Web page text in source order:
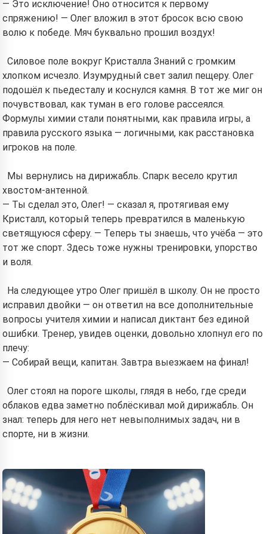
— Это исключение! Оно относится к первому
спряжению! — Олег вложил в этот бросок всю свою
волю к победе. Мяч буквально прошил воздух!
Силовое поле вокруг Кристалла Знаний с громким
хлопком исчезло. Изумрудный свет залил пещеру. Олег
подошёл к пьедесталу и коснулся камня. В тот же миг он
почувствовал, как туман в его голове рассеялся.
Формулы химии стали понятными, как правила игры, а
правила русского языка — логичными, как расстановка
игроков на поле.
Мы вернулись на дирижабль. Спарк весело крутил
хвостом-антенной.
— Ты сделал это, Олег! — сказал я, протягивая ему
Кристалл, который теперь превратился в маленькую
светящуюся сферу. — Теперь ты знаешь, что учёба — это
тот же спорт. Здесь тоже нужны тренировки, упорство
и воля.
На следующее утро Олег пришёл в школу. Он не просто
исправил двойки — он ответил на все дополнительные
вопросы учителя химии и написал диктант без единой
ошибки. Тренер, увидев оценки, довольно хлопнул его по
плечу:
— Собирай вещи, капитан. Завтра выезжаем на финал!
Олег стоял на пороге школы, глядя в небо, где среди
облаков едва заметно поблёскивал мой дирижабль. Он
знал: теперь для него нет невыполнимых задач, ни в
спорте, ни в жизни.